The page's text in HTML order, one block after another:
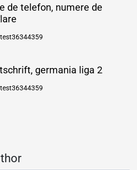
de telefon, numere de
test36344359
germania liga 2
test36344359